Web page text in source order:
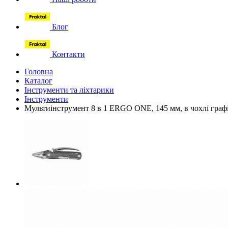
Блог
Контакти
Головна
Каталог
Інструменти та ліхтарики
Інструменти
Мультиінструмент 8 в 1 ERGO ONE, 145 мм, в чохлі